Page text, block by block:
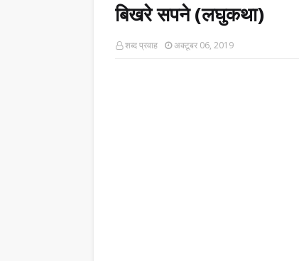
बिखरे सपने (लघुकथा)
शब्द प्रवाह अक्टूबर 06, 2019